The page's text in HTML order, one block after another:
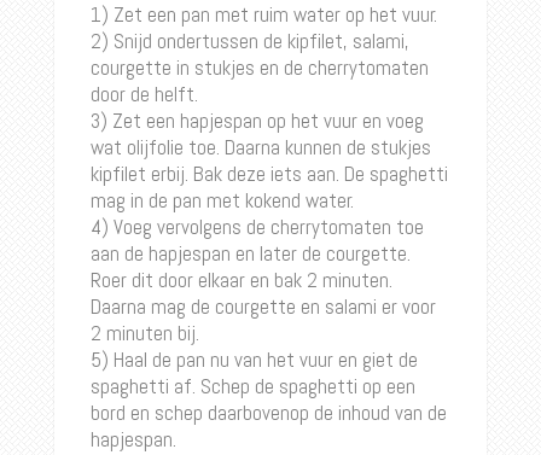
1) Zet een pan met ruim water op het vuur.
2) Snijd ondertussen de kipfilet, salami,
courgette in stukjes en de cherrytomaten
door de helft.
3) Zet een hapjespan op het vuur en voeg
wat olijfolie toe. Daarna kunnen de stukjes
kipfilet erbij. Bak deze iets aan. De spaghetti
mag in de pan met kokend water.
4) Voeg vervolgens de cherrytomaten toe
aan de hapjespan en later de courgette.
Roer dit door elkaar en bak 2 minuten.
Daarna mag de courgette en salami er voor
2 minuten bij.
5) Haal de pan nu van het vuur en giet de
spaghetti af. Schep de spaghetti op een
bord en schep daarbovenop de inhoud van de
hapjespan.